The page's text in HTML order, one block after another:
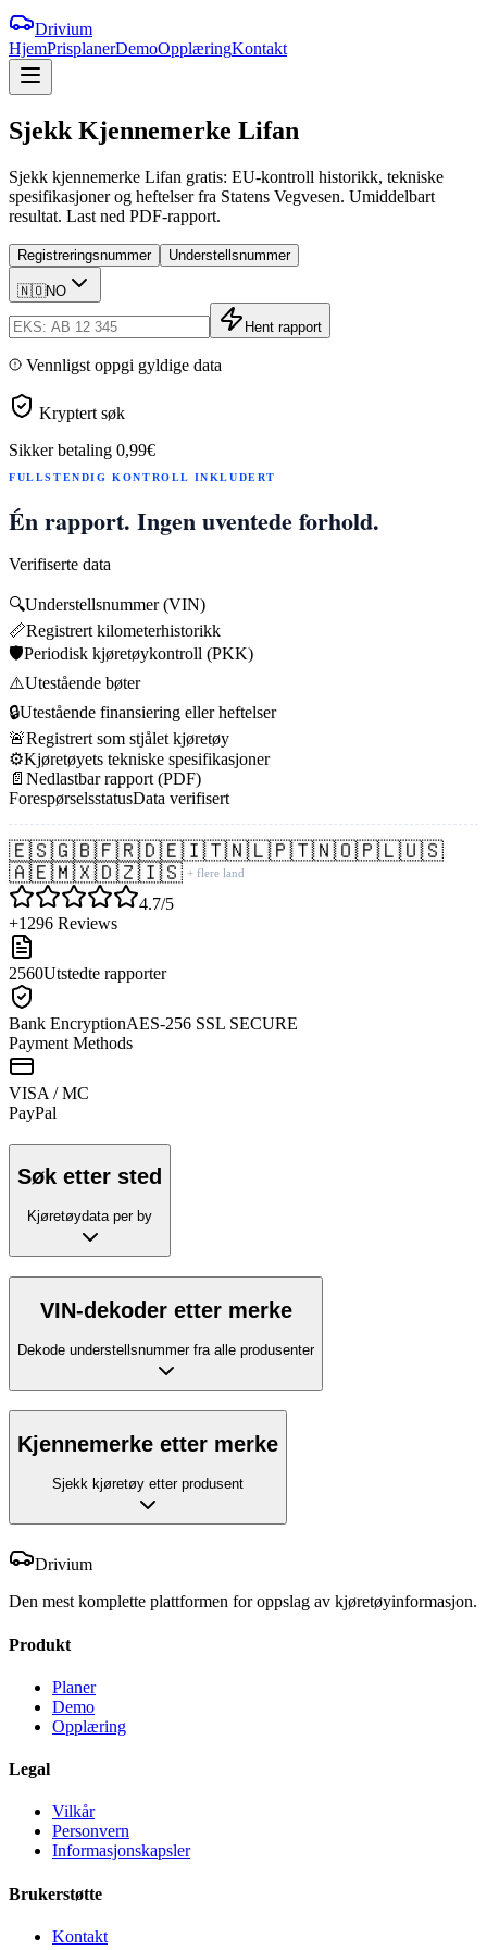
Drivium
HjemPrisplanerDemoOpplæringKontakt
Sjekk Kjennemerke Lifan
Sjekk kjennemerke Lifan gratis: EU-kontroll historikk, tekniske
spesifikasjoner og heftelser fra Statens Vegvesen. Umiddelbart
resultat. Last ned PDF-rapport.
Registreringsnummer Understellsnummer
🇳🇴NO
Hent rapport
Vennligst oppgi gyldige data
Kryptert søk
Sikker betaling 0,99€
FULLSTENDIG KONTROLL INKLUDERT
Én rapport. Ingen uventede forhold.
Verifiserte data
🔍Understellsnummer (VIN)
📏Registrert kilometerhistorikk
🛡️Periodisk kjøretøykontroll (PKK)
⚠️Utestående bøter
🔒Utestående finansiering eller heftelser
🚨Registrert som stjålet kjøretøy
⚙️Kjøretøyets tekniske spesifikasjoner
📄 Nedlastbar rapport (PDF)
ForespørselsstatusData verifisert
🇪🇸🇬🇧🇫🇷🇩🇪🇮🇹🇳🇱🇵🇹🇳🇴🇵🇱🇺🇸
🇦🇪🇲🇽🇩🇿🇮🇸 + flere land
4.7/5
+1296 Reviews
2560Utstedte rapporter
Bank EncryptionAES-256 SSL SECURE
Payment Methods
VISA / MC
PayPal
Søk etter sted
Kjøretøydata per by
VIN-dekoder etter merke
Dekode understellsnummer fra alle produsenter
Kjennemerke etter merke
Sjekk kjøretøy etter produsent
Drivium
Den mest komplette plattformen for oppslag av kjøretøyinformasjon.
Produkt
Planer
Demo
Opplæring
Legal
Vilkår
Personvern
Informasjonskapsler
Brukerstøtte
Kontakt